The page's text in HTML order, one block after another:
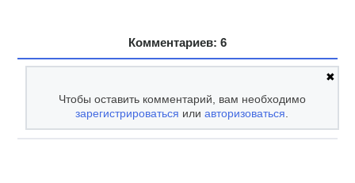
Комментариев: 6
✖
Чтобы оставить комментарий, вам необходимо
зарегистрироваться илиавторизоваться